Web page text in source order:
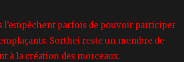
l’empêchent parfois de pouvoir participer
Sorthei reste un membre de
à la création des morceaux.